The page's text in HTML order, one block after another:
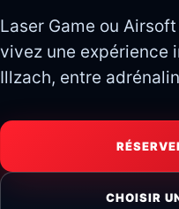
Laser Game ou
vivez une expérience
Illzach, entre
CHOISIR